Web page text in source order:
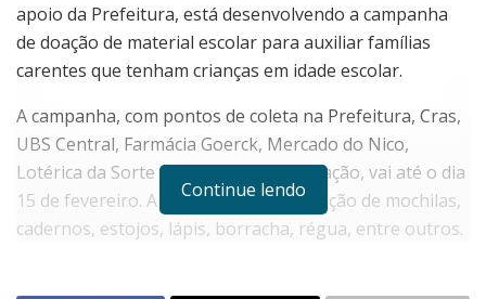
apoio da Prefeitura, está desenvolvendo a campanha
de doação de material escolar para auxiliar famílias
carentes que tenham crianças em idade escolar.
A campanha, com pontos de coleta na Prefeitura, Cras,
UBS Central, Farmácia Goerck, Mercado do Nico,
Lotérica da Sorte e Secretaria da Educação, vai até o dia
15 de fevereiro. A sugestão é para doação de mochilas,
cadernos, estojos, lápis, borracha, régua, entre outros.
Continue lendo